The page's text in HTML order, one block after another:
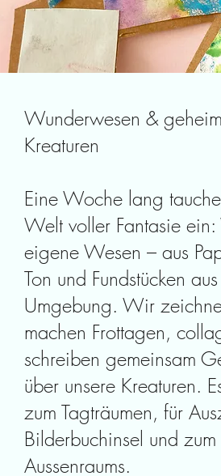
Wunderwesen &
Kreaturen
Eine Woche lang
Welt voller Fantasie
eigene Wesen – aus
Ton und Fundstücken
Umgebung. Wir
machen Frottagen,
schreiben gemeinsam
über unsere Kreaturen.
zum Tagträumen, für
Bilderbuchinsel und
Aussenraums.